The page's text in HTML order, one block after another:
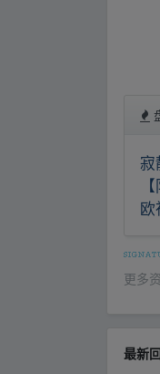
寂
欧
更多
最新